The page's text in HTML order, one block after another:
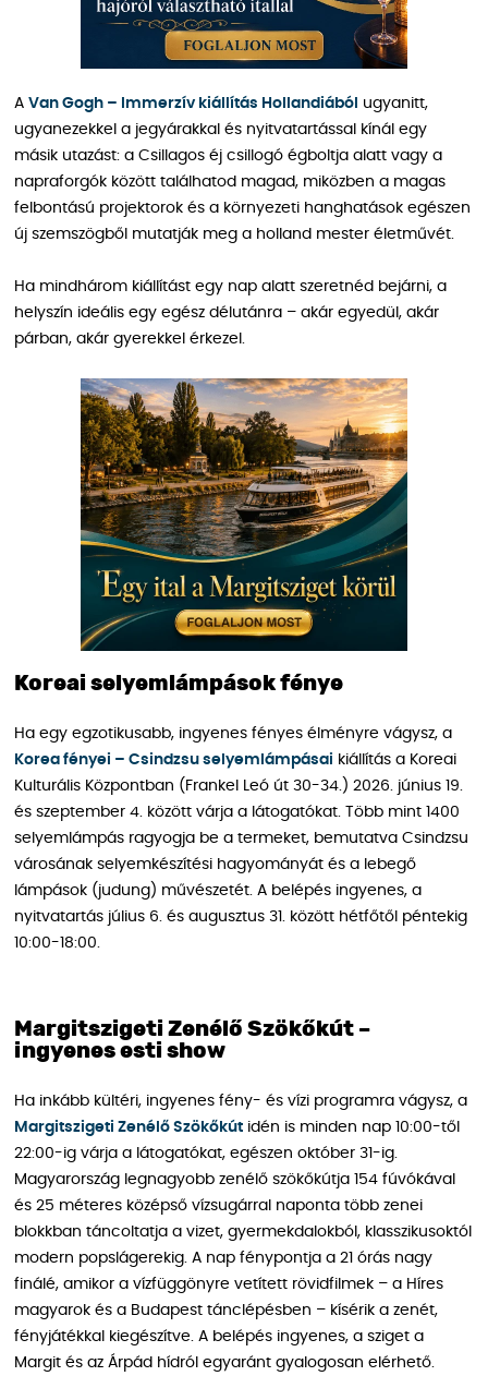
A Van Gogh – Immerzív kiállítás Hollandiából
ugyanitt,
ugyanezekkel a jegyárakkal és nyitvatartással kínál egy
másik utazást: a Csillagos éj csillogó égboltja alatt vagy a
napraforgók között találhatod magad, miközben a magas
felbontású projektorok és a környezeti hanghatások egészen
új szemszögből mutatják meg a holland mester életművét.
Ha mindhárom kiállítást egy nap alatt szeretnéd bejárni, a
helyszín ideális egy egész délutánra – akár egyedül, akár
párban, akár gyerekkel érkezel.
Koreai selyemlámpások fénye
Ha egy egzotikusabb, ingyenes fényes élményre vágysz, a
Korea fényei – Csindzsu selyemlámpásai kiállítás a Koreai
Kulturális Központban (Frankel Leó út 30-34.) 2026. június 19.
és szeptember 4. között várja a látogatókat. Több mint 1400
selyemlámpás ragyogja be a termeket, bemutatva Csindzsu
városának selyemkészítési hagyományát és a lebegő
lámpások (judung) művészetét. A belépés ingyenes, a
nyitvatartás július 6. és augusztus 31. között hétfőtől péntekig
10:00-18:00.
Margitszigeti Zenélő Szökőkút –
ingyenes esti show
Ha inkább kültéri, ingyenes fény- és vízi programra vágysz, a
Margitszigeti Zenélő Szökőkút idén is minden nap 10:00-től
22:00-ig várja a látogatókat, egészen október 31-ig.
Magyarország legnagyobb zenélő szökőkútja 154 fúvókával
és 25 méteres középső vízsugárral naponta több zenei
blokkban táncoltatja a vizet, gyermekdalokból, klasszikusoktól
modern popslágerekig. A nap fénypontja a 21 órás nagy
finálé, amikor a vízfüggönyre vetített rövidfilmek – a Híres
magyarok és a Budapest tánclépésben – kísérik a zenét,
fényjátékkal kiegészítve. A belépés ingyenes, a sziget a
Margit és az Árpád hídról egyaránt gyalogosan elérhető.